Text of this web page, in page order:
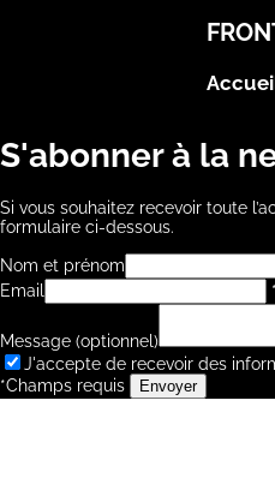
S'abonner à la
Si vous souhaitez recevoir toute
formulaire ci-dessous.
Nom et prénom
Email
*
Message (optionnel)
J'accepte de recevoir des
*Champs requis
Envoyer